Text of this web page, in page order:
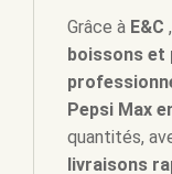
Grâce à E&C
boissons et
Pepsi Max
quantités,
livraisons